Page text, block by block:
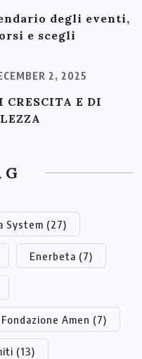
degli eventi,
e scegli
2, 2025
CRESCITA E DI
System (27)
Enerbeta (7)
Fondazione Amen (7)
(13)